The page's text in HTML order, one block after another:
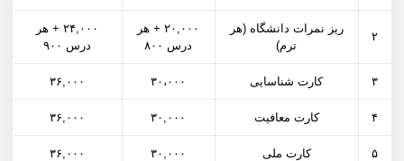
۲
ریز نمرات دانشگاه (هر
ترم)
۲۰,۰۰۰ + هر
درس ۸۰۰
۲۴,۰۰۰ + هر
درس ۹۰۰
۳ کارت شناسایی ۳۰،۰۰۰ ۳۶,۰۰۰
۴ کارت معافیت ۳۰,۰۰۰ ۳۶,۰۰۰
۵ کارت ملی ۳۰,۰۰۰ ۳۶,۰۰۰